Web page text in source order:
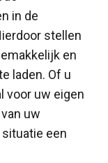
in de
stellen
en
laden. Of u
voor uw eigen
uw
een